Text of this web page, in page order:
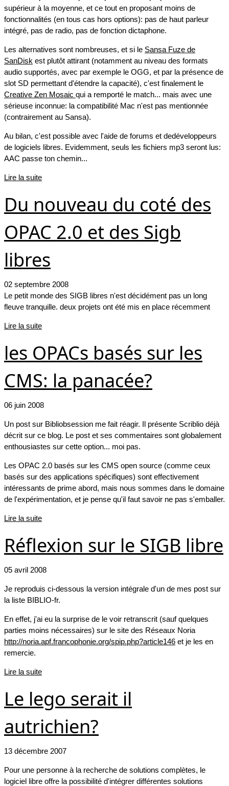
supérieur à la moyenne, et ce tout en proposant moins de
fonctionnalités (en tous cas hors options): pas de haut parleur
intégré, pas de radio, pas de fonction dictaphone.
Les alternatives sont nombreuses, et si le Sansa Fuze de
SanDisk est plutôt attirant (notamment au niveau des formats
audio supportés, avec par exemple le OGG, et par la présence de
slot SD permettant d'étendre la capacité), c'est finalement le
Creative Zen Mosaic qui a remporté le match... mais avec une
sérieuse inconnue: la compatibilité Mac n'est pas mentionnée
(contrairement au Sansa).
Au bilan, c'est possible avec l'aide de forums et dedéveloppeurs
de logiciels libres. Evidemment, seuls les fichiers mp3 seront lus:
AAC passe ton chemin...
Lire la suite
Du nouveau du coté des
OPAC 2.0 et des Sigb
libres
02 septembre 2008
Le petit monde des SIGB libres n'est décidément pas un long
fleuve tranquille. deux projets ont été mis en place récemment
Lire la suite
les OPACs basés sur les
CMS: la panacée?
06 juin 2008
Un post sur Bibliobsession me fait réagir. Il présente Scriblio déjà
décrit sur ce blog. Le post et ses commentaires sont globalement
enthousiastes sur cette option... moi pas.
Les OPAC 2.0 basés sur les CMS open source (comme ceux
basés sur des applications spécifiques) sont effectivement
intéressants de prime abord, mais nous sommes dans le domaine
de l'expérimentation, et je pense qu'il faut savoir ne pas s'emballer.
Lire la suite
Réflexion sur le SIGB libre
05 avril 2008
Je reproduis ci-dessous la version intégrale d'un de mes post sur
la liste BIBLIO-fr.
En effet, j'ai eu la surprise de le voir retranscrit (sauf quelques
parties moins nécessaires) sur le site des Réseaux Noria
http://noria.apf.francophonie.org/spip.php?article146 et je les en
remercie.
Lire la suite
Le lego serait il
autrichien?
13 décembre 2007
Pour une personne à la recherche de solutions complètes, le
logiciel libre offre la possibilité d'intégrer différentes solutions